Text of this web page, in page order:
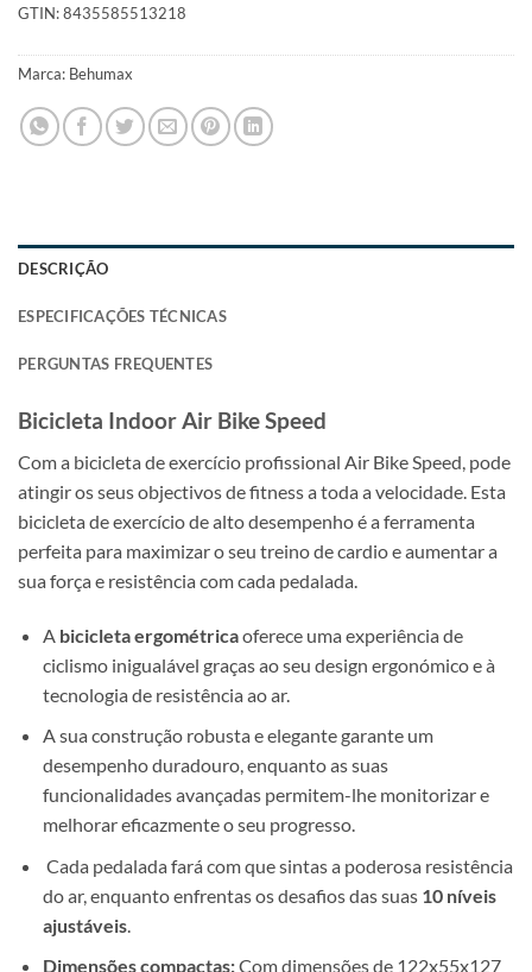
GTIN:8435585513218
Marca: Behumax
DESCRIÇÃO
ESPECIFICAÇÕES TÉCNICAS
PERGUNTAS FREQUENTES
Bicicleta Indoor Air Bike Speed
Com a bicicleta de exercício profissional Air Bike Speed, pode
atingir os seus objectivos de fitness a toda a velocidade. Esta
bicicleta de exercício de alto desempenho é a ferramenta
perfeita para maximizar o seu treino de cardio e aumentar a
sua força e resistência com cada pedalada.
A bicicleta ergométricaoferece uma experiência de
ciclismo inigualável graças ao seu design ergonómico e à
tecnologia de resistência ao ar.
A sua construção robusta e elegante garante um
desempenho duradouro, enquanto as suas
funcionalidades avançadas permitem-lhe monitorizar e
melhorar eficazmente o seu progresso.
Cada pedalada fará com que sintas a poderosa resistência
do ar, enquanto enfrentas os desafios das suas10 níveis
ajustáveis.
Dimensões compactas:Com dimensões de 122x55x127